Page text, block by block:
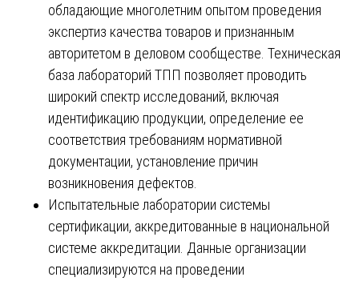
обладающие многолетним опытом проведения
экспертиз качества товаров и признанным
авторитетом в деловом сообществе. Техническая
база лабораторий ТПП позволяет проводить
широкий спектр исследований, включая
идентификацию продукции, определение ее
соответствия требованиям нормативной
документации, установление причин
возникновения дефектов.
Испытательные лаборатории системы
сертификации, аккредитованные в национальной
системе аккредитации. Данные организации
специализируются на проведении